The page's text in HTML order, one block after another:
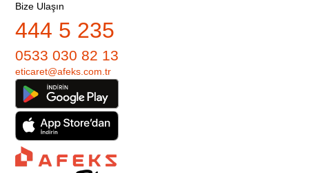
Bize Ulaşın
444 5 235
0533 030 82 13
eticaret@afeks.com.tr